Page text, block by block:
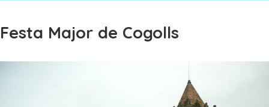
Festa Major de Cogolls